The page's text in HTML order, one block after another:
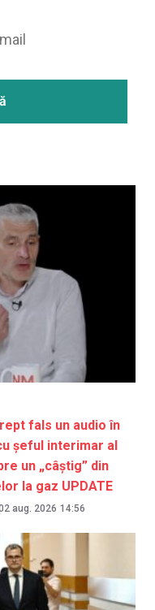
fals un audio în
șeful interimar al
un „câștig” din
la gaz UPDATE
aug. 2026 14:56